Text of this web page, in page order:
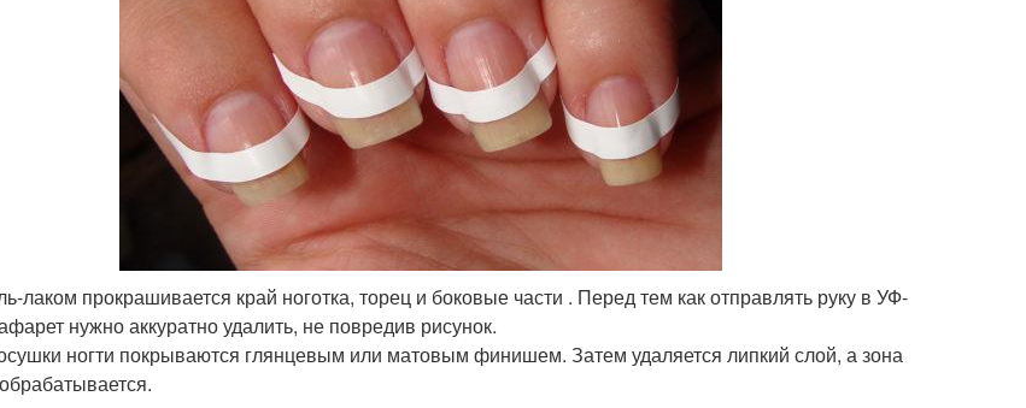
лаком прокрашивается край ноготка, торец и боковые части . Перед тем как отправлять руку в УФ-
нужно аккуратно удалить, не повредив рисунок.
ногти покрываются глянцевым или матовым финишем. Затем удаляется липкий слой, а зона